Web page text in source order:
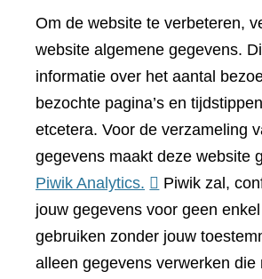
Om de website te verbeteren,
website algemene gegevens.
informatie over het aantal
bezochte pagina’s en
etcetera. Voor de verzameling
gegevens maakt deze website
Piwik Analytics. (verwijst
naar
een
andere
Piwik zal,
jouw gegevens voor geen enkel
gebruiken zonder jouw
alleen gegevens verwerken die